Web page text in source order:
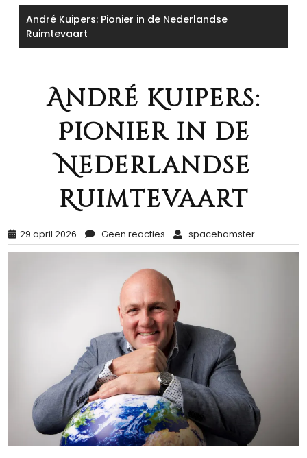
André Kuipers: Pionier in de Nederlandse
Ruimtevaart
André Kuipers:
Pionier in de
Nederlandse
Ruimtevaart
29 april 2026 Geen reacties spacehamster